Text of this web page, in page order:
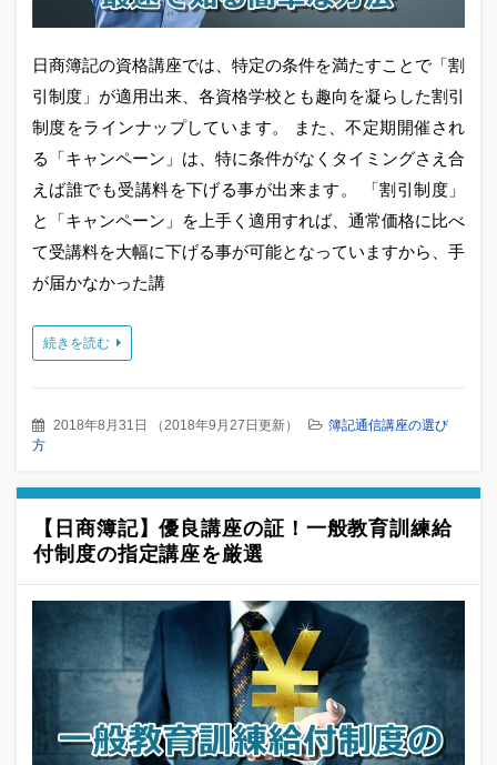
日商簿記の資格講座では、特定の条件を満たすことで「割
引制度」が適用出来、各資格学校とも趣向を凝らした割引
制度をラインナップしています。 また、不定期開催され
る「キャンペーン」は、特に条件がなくタイミングさえ合
えば誰でも受講料を下げる事が出来ます。 「割引制度」
と「キャンペーン」を上手く適用すれば、通常価格に比べ
て受講料を大幅に下げる事が可能となっていますから、手
が届かなかった講
続きを読む
2018年8月31日 （2018年9月27日更新）
簿記通信講座の選び
方
【日商簿記】優良講座の証！一般教育訓練給
付制度の指定講座を厳選